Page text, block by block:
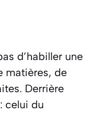
d’habiller une
matières, de
Derrière
celui du